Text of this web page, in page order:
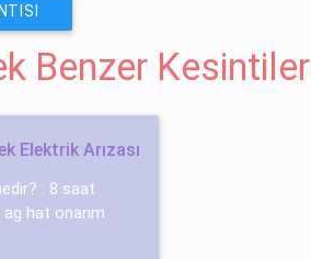
Benzer Kesintiler
Elektrik Arızası
: 8 saat
hat onarım